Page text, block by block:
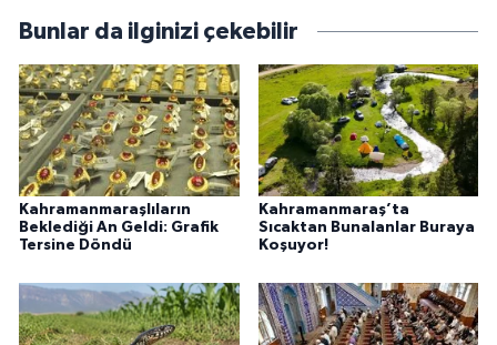
Bunlar da ilginizi çekebilir
Kahramanmaraşlıların
Beklediği An Geldi: Grafik
Tersine Döndü
Kahramanmaraş’ta
Sıcaktan Bunalanlar Buraya
Koşuyor!